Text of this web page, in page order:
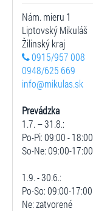
Nám. mieru 1
Liptovský Mikuláš
Žilinský kraj
0915/957 008
0948/625 669
info@mikulas.sk
Prevádzka
1.7. – 31.8.:
Po-Pi: 09:00 - 18:00
So-Ne: 09:00-17:00
1.9. - 30.6.:
Po-So: 09:00-17:00
Ne: zatvorené